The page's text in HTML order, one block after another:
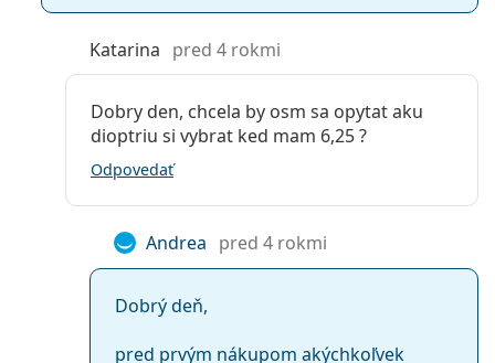
Katarina pred 4 rokmi
Dobry den, chcela by osm sa opytat aku
dioptriu si vybrat ked mam 6,25 ?
Odpovedať
Andrea pred 4 rokmi
Dobrý deň,
pred prvým nákupom akýchkoľvek